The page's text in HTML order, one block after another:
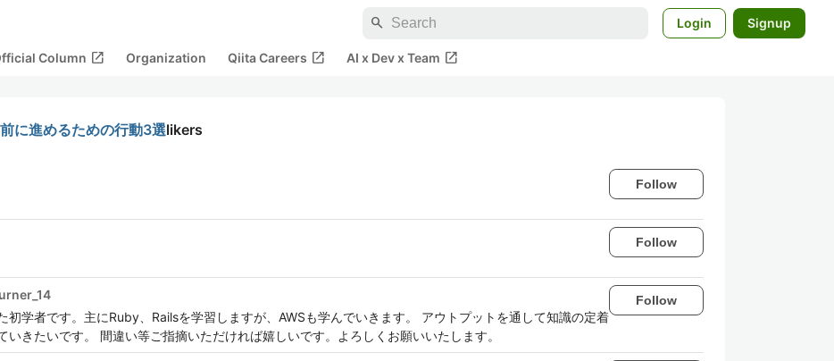
search Login Signup
Column open_in_new Organization Qiita Careers open_in_new AI x Dev x Team open_in_new
に進めるための行動3選likers
Follow
Follow
初学者です。主にRuby、Railsを学習しますが、AWSも学んでいきます。 アウトプットを通して知識の定着
いきたいです。 間違い等ご指摘いただければ嬉しいです。よろしくお願いいたします。
Follow